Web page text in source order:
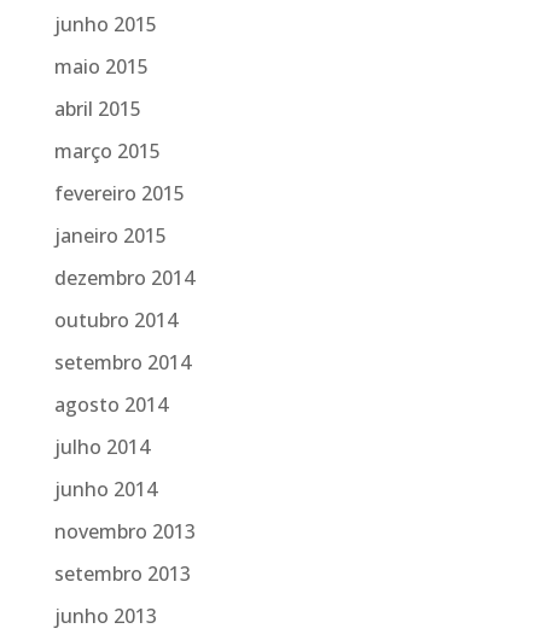
junho 2015
maio 2015
abril 2015
março 2015
fevereiro 2015
janeiro 2015
dezembro 2014
outubro 2014
setembro 2014
agosto 2014
julho 2014
junho 2014
novembro 2013
setembro 2013
junho 2013